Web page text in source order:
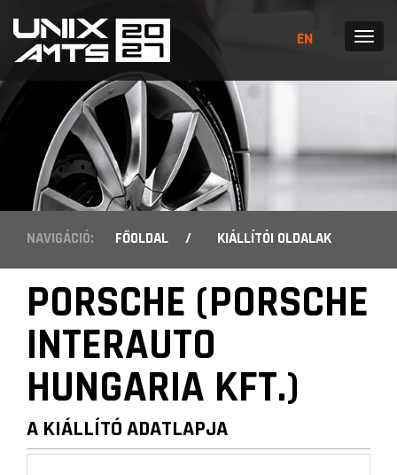
EN MENÜ
NAVIGÁCIÓ: FŐOLDAL / KIÁLLÍTÓI OLDALAK
PORSCHE (PORSCHE
INTERAUTO
HUNGARIA KFT.)
A KIÁLLÍTÓ ADATLAPJA